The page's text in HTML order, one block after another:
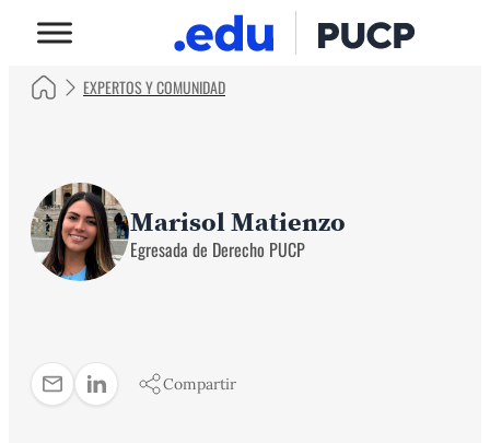
EXPERTOS Y COMUNIDAD
Marisol Matienzo
Egresada de Derecho PUCP
Compartir